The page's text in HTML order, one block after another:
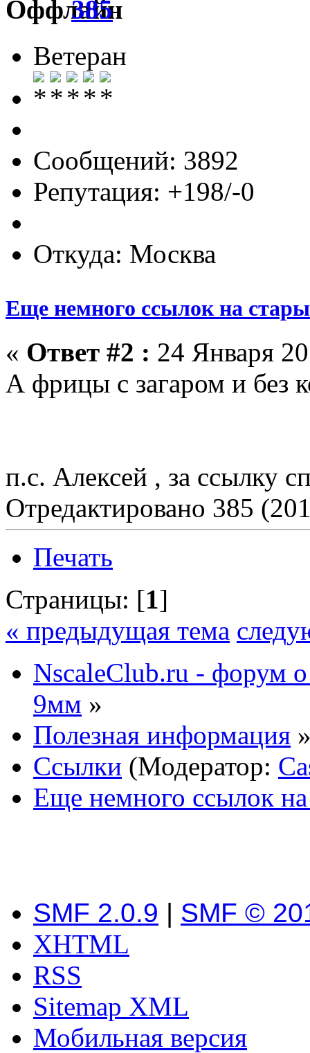
385
Ветеран
Сообщений: 3892
Репутация: +198/-0
Откуда: Москва
Еще немного ссылок на
« Ответ #2 : 24 Января
А фрицы с загаром и без
п.с. Алексей , за ссылку
Отредактировано 385
Печать
Страницы: [1]
« предыдущая тема
NscaleClub.ru - форум
9мм »
Полезная информация
Ссылки (Модератор:
Еще немного ссылок
SMF 2.0.9 | SMF ©
XHTML
RSS
Sitemap XML
Мобильная версия